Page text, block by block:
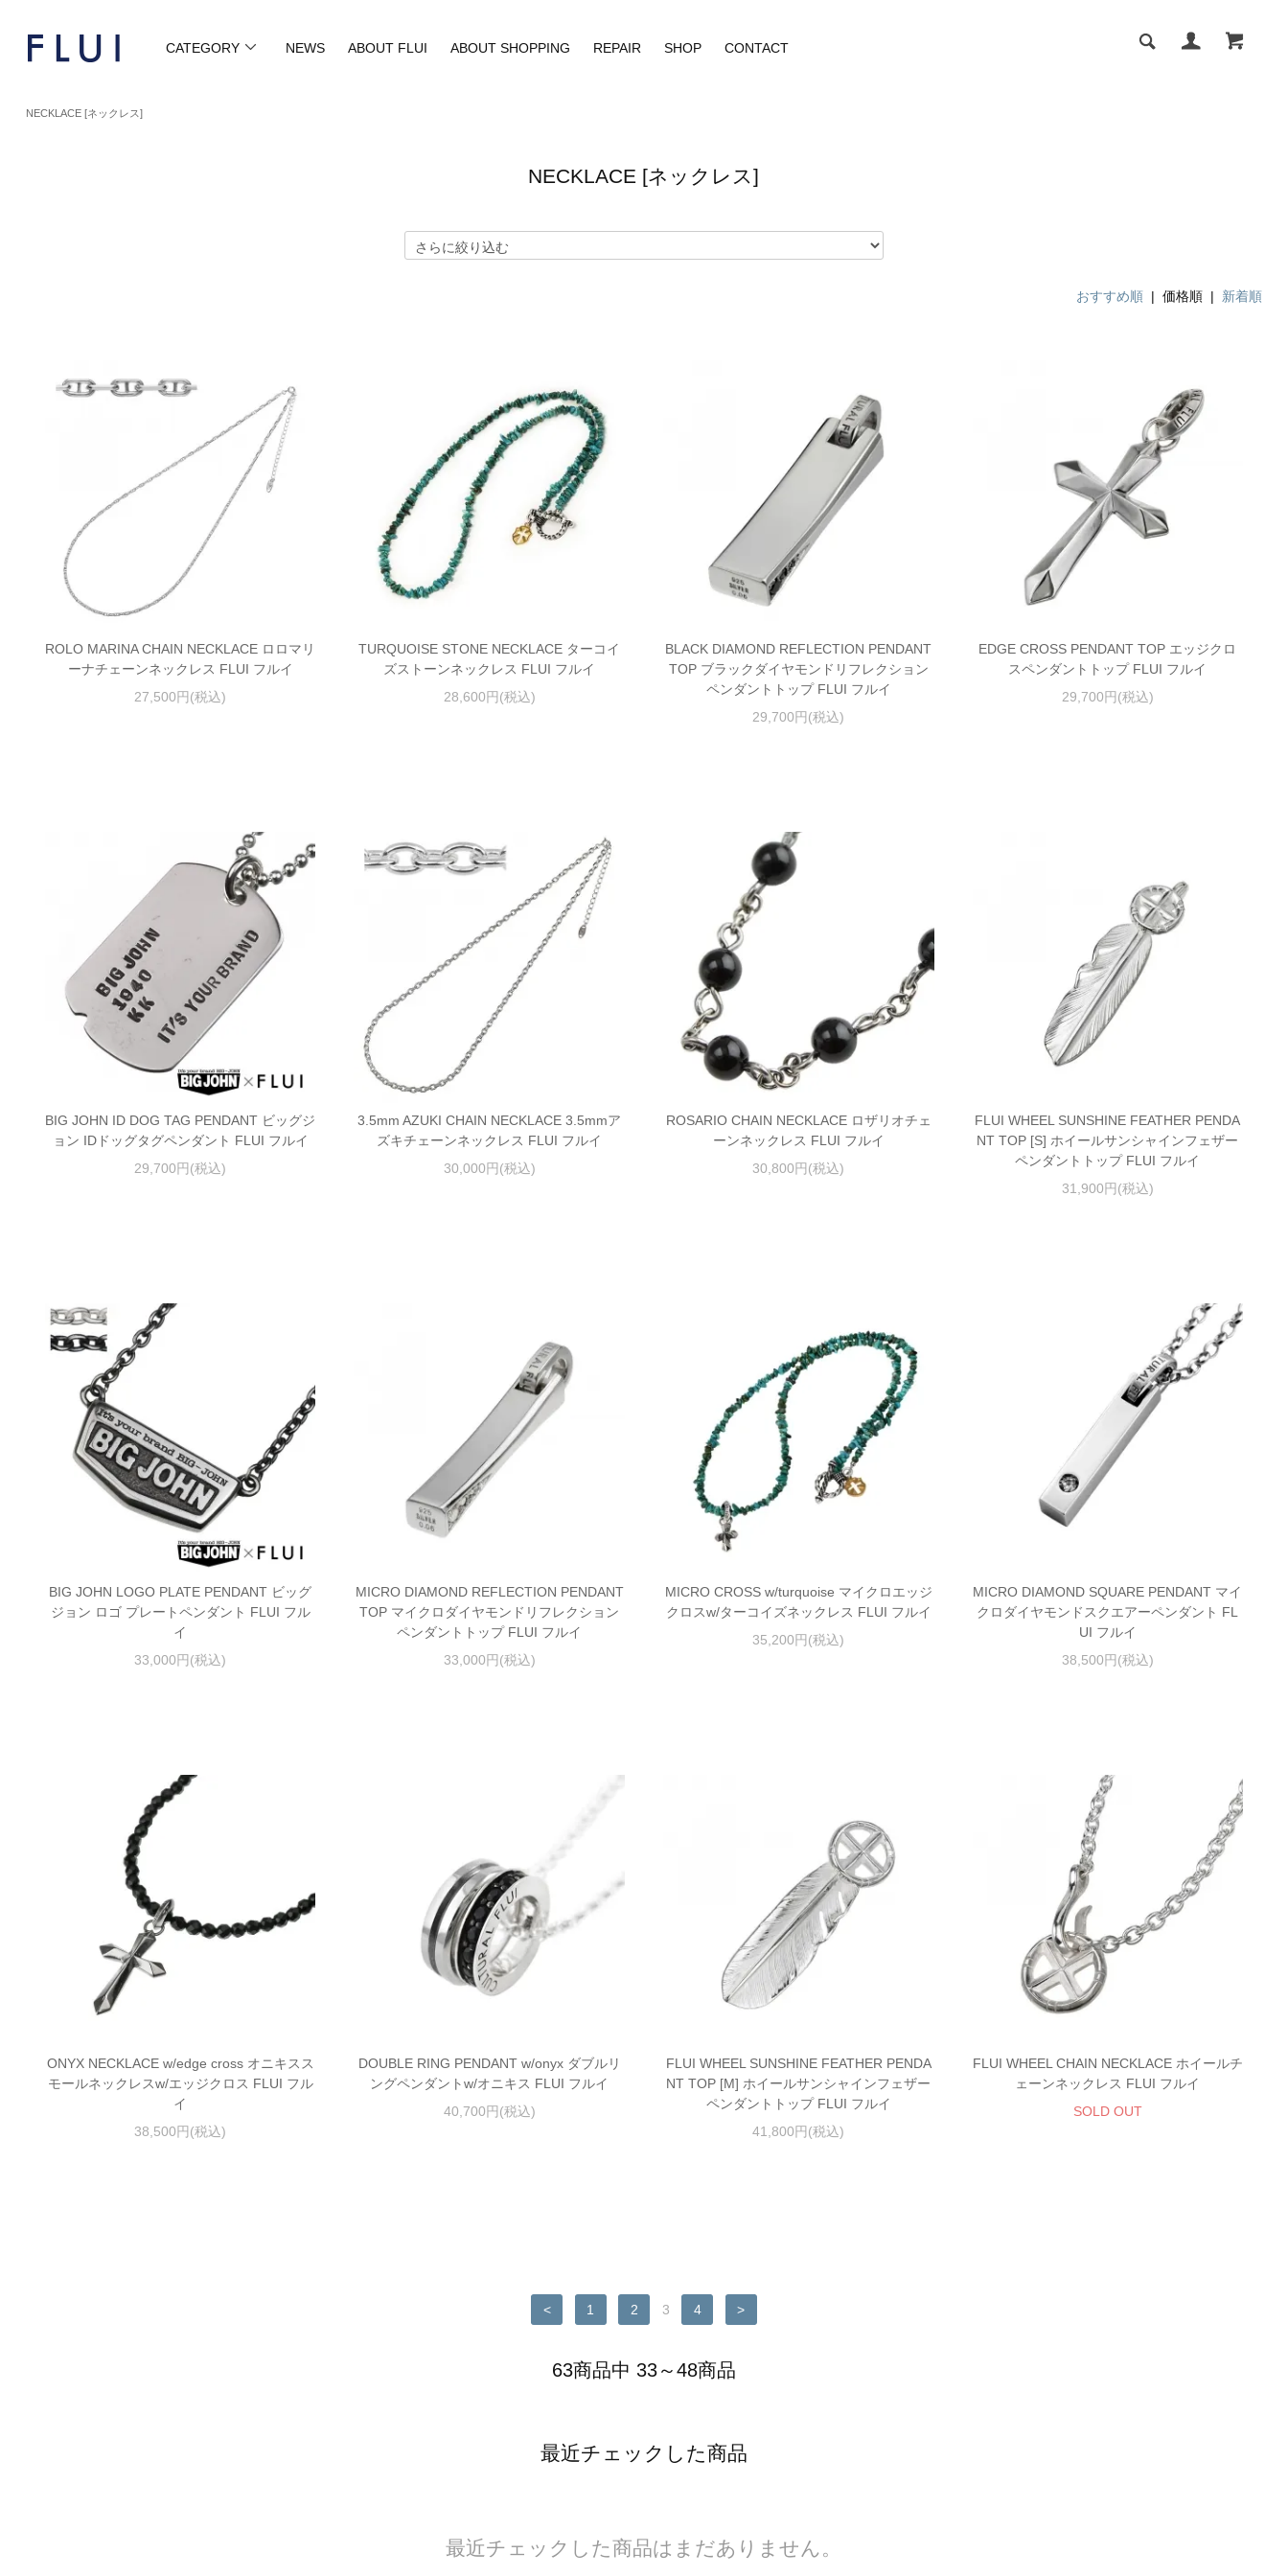
CATEGORY NEWS ABOUT FLUI ABOUT SHOPPING REPAIR SHOP CONTACT
NECKLACE [ネックレス]
NECKLACE [ネックレス]
おすすめ順 | 価格順 | 新着順
ROLO MARINA CHAIN NECKLACE ロロマリ
ーナチェーンネックレス FLUI フルイ
27,500円(税込)
TURQUOISE STONE NECKLACE ターコイ
ズストーンネックレス FLUI フルイ
28,600円(税込)
BLACK DIAMOND REFLECTION PENDANT
TOP ブラックダイヤモンドリフレクション
ペンダントトップ FLUI フルイ
29,700円(税込)
EDGE CROSS PENDANT TOP エッジクロ
スペンダントトップ FLUI フルイ
29,700円(税込)
BIG JOHN ID DOG TAG PENDANT ビッグジ
ョン IDドッグタグペンダント FLUI フルイ
29,700円(税込)
3.5mm AZUKI CHAIN NECKLACE 3.5mmア
ズキチェーンネックレス FLUI フルイ
30,000円(税込)
ROSARIO CHAIN NECKLACE ロザリオチェ
ーンネックレス FLUI フルイ
30,800円(税込)
FLUI WHEEL SUNSHINE FEATHER PENDA
NT TOP [S] ホイールサンシャインフェザー
ペンダントトップ FLUI フルイ
31,900円(税込)
BIG JOHN LOGO PLATE PENDANT ビッグ
ジョン ロゴ プレートペンダント FLUI フル
イ
33,000円(税込)
MICRO DIAMOND REFLECTION PENDANT
TOP マイクロダイヤモンドリフレクション
ペンダントトップ FLUI フルイ
33,000円(税込)
MICRO CROSS w/turquoise マイクロエッジ
クロスw/ターコイズネックレス FLUI フルイ
35,200円(税込)
MICRO DIAMOND SQUARE PENDANT マイ
クロダイヤモンドスクエアーペンダント FL
UI フルイ
38,500円(税込)
ONYX NECKLACE w/edge cross オニキスス
モールネックレスw/エッジクロス FLUI フル
イ
38,500円(税込)
DOUBLE RING PENDANT w/onyx ダブルリ
ングペンダントw/オニキス FLUI フルイ
40,700円(税込)
FLUI WHEEL SUNSHINE FEATHER PENDA
NT TOP [M] ホイールサンシャインフェザー
ペンダントトップ FLUI フルイ
41,800円(税込)
FLUI WHEEL CHAIN NECKLACE ホイールチ
ェーンネックレス FLUI フルイ
SOLD OUT
< 1 2 3 4 >
63商品中 33～48商品
最近チェックした商品
最近チェックした商品はまだありません。